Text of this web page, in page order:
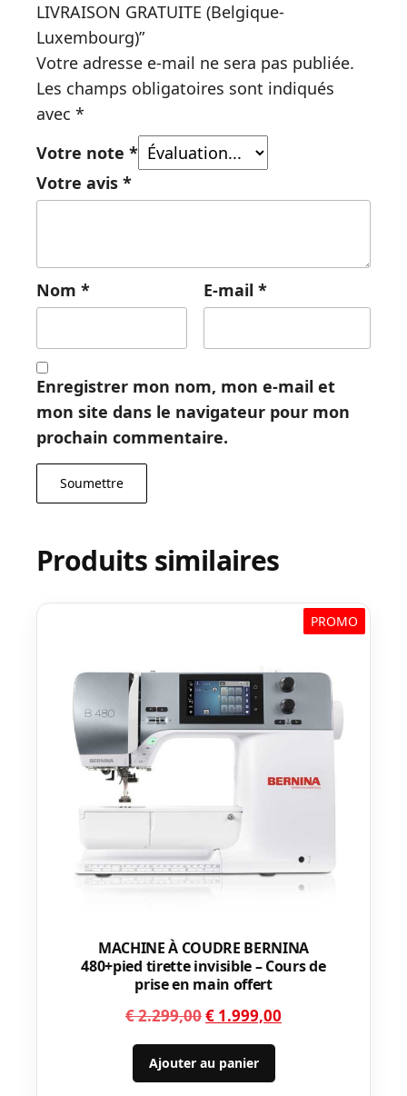
LIVRAISON GRATUITE (Belgique-
Luxembourg)”
Votre adresse e-mail ne sera pas publiée.
Les champs obligatoires sont indiqués
avec *
Votre note *
Votre avis *
Nom * E-mail *
Enregistrer mon nom, mon e-mail et
mon site dans le navigateur pour mon
prochain commentaire.
Produits similaires
PROMO
MACHINE À COUDRE BERNINA
480+pied tirette invisible – Cours de
prise en main offert
€2.299,00Le
prix
initial
était :
€ 1.999,00
Ajouter au panier